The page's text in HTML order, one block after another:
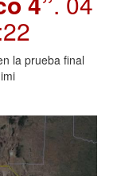
la prueba final